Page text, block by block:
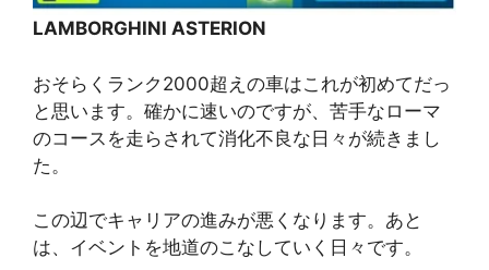
LAMBORGHINI ASTERION
おそらくランク2000超えの車はこれが初めてだっ
と思います。確かに速いのですが、苦手なローマ
のコースを走らされて消化不良な日々が続きまし
た。
この辺でキャリアの進みが悪くなります。あと
は、イベントを地道のこなしていく日々です。